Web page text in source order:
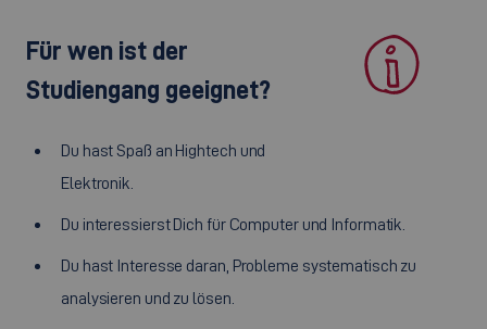
Für wen ist der
Studiengang geeignet?
Du hast Spaß an Hightech und
Elektronik.
Du interessierst Dich für Computer und Informatik.
Du hast Interesse daran, Probleme systematisch zu
analysieren und zu lösen.